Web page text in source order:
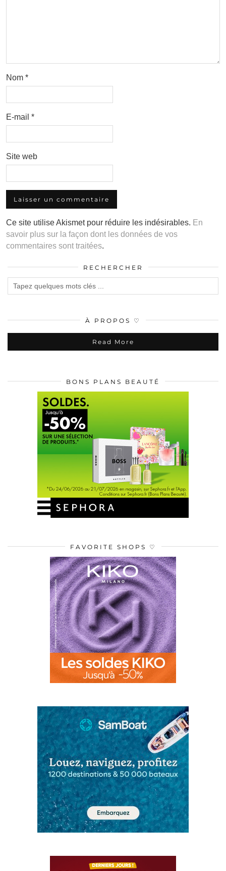
Nom *
E-mail *
Site web
Ce site utilise Akismet pour réduire les indésirables. En
savoir plus sur la façon dont les données de vos
commentaires sont traitées.
RECHERCHER
À PROPOS ♡
Read More
BONS PLANS BEAUTÉ
FAVORITE SHOPS ♡